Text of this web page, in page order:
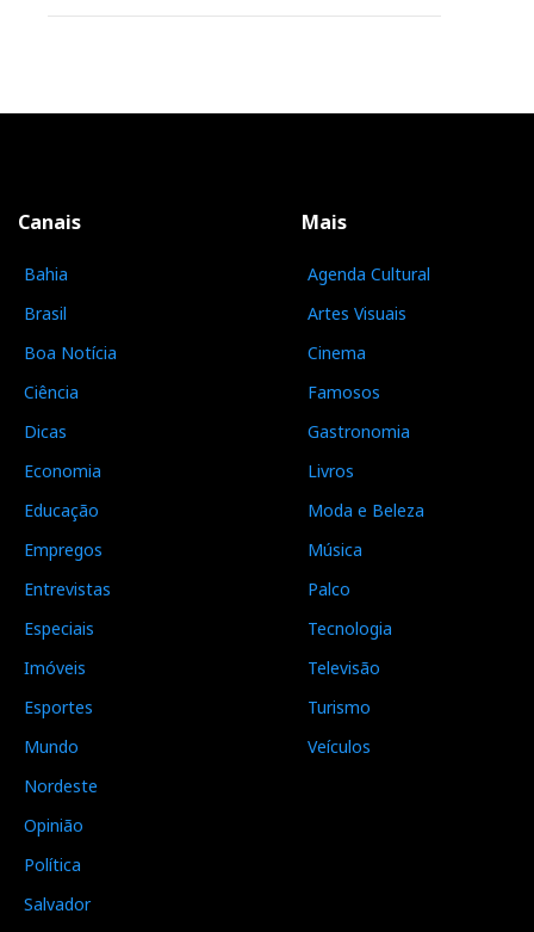
Canais
Bahia
Brasil
Boa Notícia
Ciência
Dicas
Economia
Educação
Empregos
Entrevistas
Especiais
Imóveis
Esportes
Mundo
Nordeste
Opinião
Política
Salvador
Mais
Agenda Cultural
Artes Visuais
Cinema
Famosos
Gastronomia
Livros
Moda e Beleza
Música
Palco
Tecnologia
Televisão
Turismo
Veículos